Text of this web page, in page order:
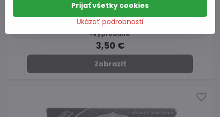
Rezance Hokkien so sezam-teriyaki omáčkou 330g
TD
Vypredané
3,50 €
Zobraziť
Ukázať podrobnosti
Prijať všetky cookies